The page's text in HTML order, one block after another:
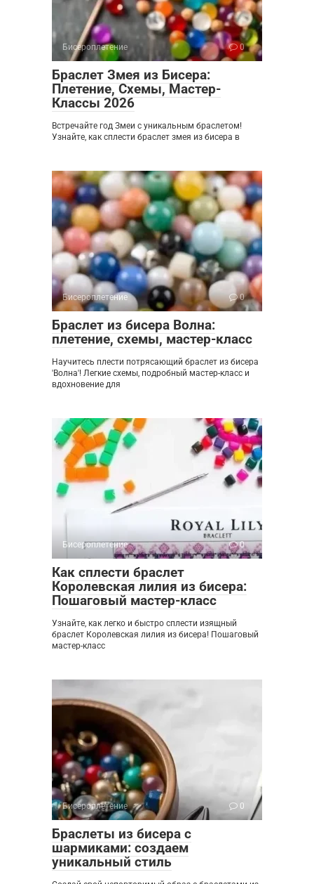
Бисероплетение 0
Браслет Змея из Бисера:
Плетение, Схемы, Мастер-
Классы 2026
Встречайте год Змеи с уникальным браслетом!
Узнайте, как сплести браслет змея из бисера в
Бисероплетение 0
Браслет из бисера Волна:
плетение, схемы, мастер-класс
Научитесь плести потрясающий браслет из бисера
'Волна'! Легкие схемы, подробный мастер-класс и
вдохновение для
Бисероплетение 0
Как сплести браслет
Королевская лилия из бисера:
Пошаговый мастер-класс
Узнайте, как легко и быстро сплести изящный
браслет Королевская лилия из бисера! Пошаговый
мастер-класс
Бисероплетение 0
Браслеты из бисера с
шармиками: создаем
уникальный стиль